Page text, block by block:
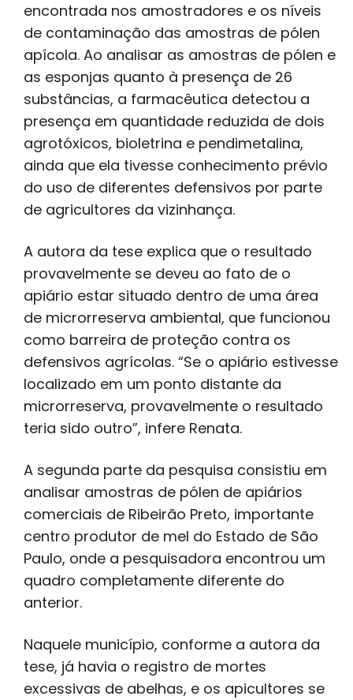
encontrada nos amostradores e os níveis
de contaminação das amostras de pólen
apícola. Ao analisar as amostras de pólen e
as esponjas quanto à presença de 26
substâncias, a farmacêutica detectou a
presença em quantidade reduzida de dois
agrotóxicos, bioletrina e pendimetalina,
ainda que ela tivesse conhecimento prévio
do uso de diferentes defensivos por parte
de agricultores da vizinhança.
A autora da tese explica que o resultado
provavelmente se deveu ao fato de o
apiário estar situado dentro de uma área
de microrreserva ambiental, que funcionou
como barreira de proteção contra os
defensivos agrícolas. “Se o apiário estivesse
localizado em um ponto distante da
microrreserva, provavelmente o resultado
teria sido outro”, infere Renata.
A segunda parte da pesquisa consistiu em
analisar amostras de pólen de apiários
comerciais de Ribeirão Preto, importante
centro produtor de mel do Estado de São
Paulo, onde a pesquisadora encontrou um
quadro completamente diferente do
anterior.
Naquele município, conforme a autora da
tese, já havia o registro de mortes
excessivas de abelhas, e os apicultores se